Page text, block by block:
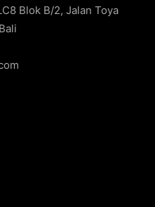
Blok B/2, Jalan Toya